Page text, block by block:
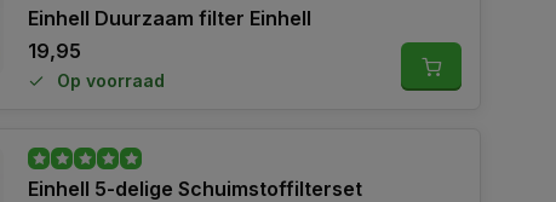
Einhell Duurzaam filter Einhell
19,95
Op voorraad
Einhell 5-delige Schuimstoffilterset